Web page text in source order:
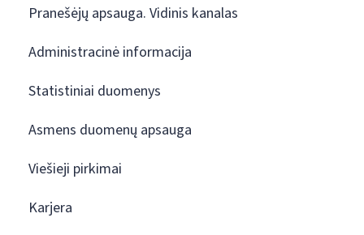
Pranešėjų apsauga. Vidinis kanalas
Administracinė informacija
Statistiniai duomenys
Asmens duomenų apsauga
Viešieji pirkimai
Karjera